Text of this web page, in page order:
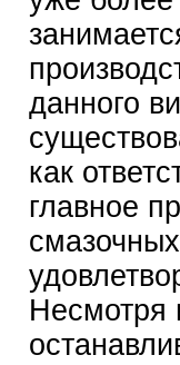
данного
как
главное
Несмотря